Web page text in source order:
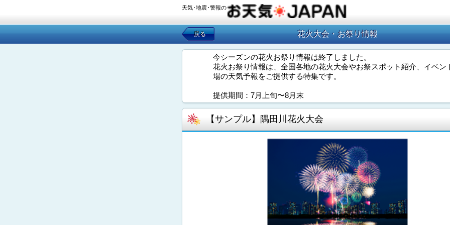
天気･地震･警報の
戻る 花火大会・お祭り情報
今シーズンの花火お祭り情報は終了しました。
花火お祭り情報は、全国各地の花火大会やお祭スポット紹介、イベン
場の天気予報をご提供する特集です。
提供期間：7月上旬〜8月末
【サンプル】隅田川花火大会